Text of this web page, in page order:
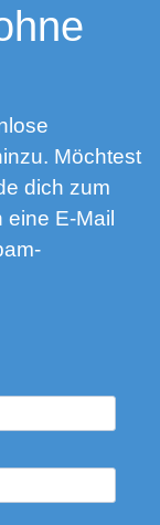
Möchtest
dich zum
E-Mail